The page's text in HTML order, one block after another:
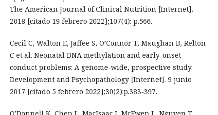
The American Journal of Clinical Nutrition [Internet].
2018 [citado 19 febrero 2022];107(4): p.566.
Cecil C, Walton E, Jaffee S, O’Connor T, Maughan B, Relton
C et al. Neonatal DNA methylation and early-onset
conduct problems: A genome-wide, prospective study.
Development and Psychopathology [Internet]. 9 junio
2017 [citado 5 febrero 2022];30(2):p.383-397.